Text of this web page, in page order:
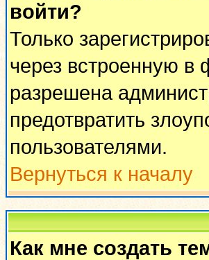
войти?
Только
через встроенную
разрешена
предотвратить
пользователями.
Вернуться к началу
Как мне создать